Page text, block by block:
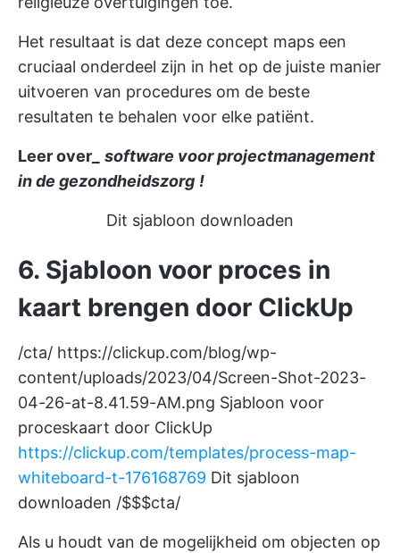
Het resultaat is dat deze concept maps een
cruciaal onderdeel zijn in het op de juiste manier
uitvoeren van procedures om de beste
resultaten te behalen voor elke patiënt.
Leer over_
software voor projectmanagement
in de gezondheidszorg !
Dit sjabloon downloaden
6. Sjabloon voor proces in
kaart brengen door ClickUp
/cta/ https://clickup.com/blog/wp-
content/uploads/2023/04/Screen-Shot-2023-
04-26-at-8.41.59-AM.png Sjabloon voor
proceskaart door ClickUp
https://clickup.com/templates/process-map-
whiteboard-t-176168769 Dit sjabloon
downloaden /$$$cta/
Als u houdt van de mogelijkheid om objecten op